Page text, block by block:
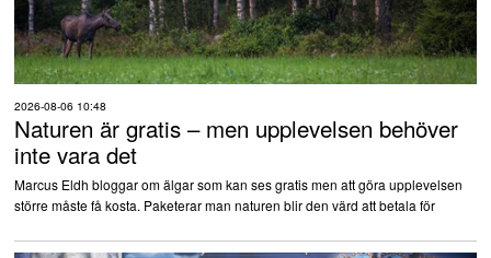
2026-08-06 10:48
Naturen är gratis – men upplevelsen behöver
inte vara det
Marcus Eldh bloggar om älgar som kan ses gratis men att göra upplevelsen
större måste få kosta. Paketerar man naturen blir den värd att betala för